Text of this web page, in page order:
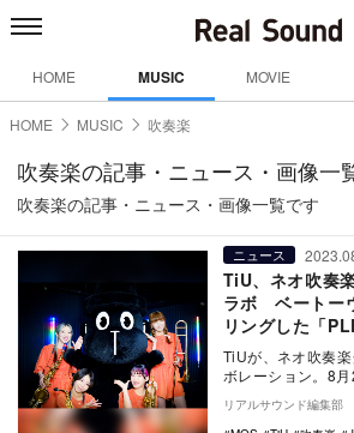
HOME MUSIC MOVIE
HOME MUSIC 吹奏楽
吹奏楽の記事・ニュース・画像一
吹奏楽の記事・ニュース・画像一覧です
ニュース
TiU、ネオ吹奏
ラボ ベートー
リングした「
リース
TiUが、ネオ吹奏
ボレーション。8
リアルサウンド編集部